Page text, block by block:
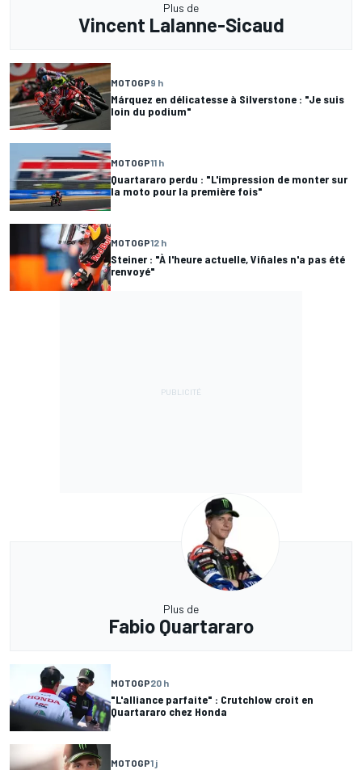
Plus de
Vincent Lalanne-Sicaud
MOTOGP9 h
Márquez en délicatesse à Silverstone : "Je suis
loin du podium"
MOTOGP11 h
Quartararo perdu : "L'impression de monter sur
la moto pour la première fois"
MOTOGP12 h
Steiner : "À l'heure actuelle, Viñales n'a pas été
renvoyé"
Plus de
Fabio Quartararo
MOTOGP20 h
"L'alliance parfaite" : Crutchlow croit en
Quartararo chez Honda
MOTOGP1 j